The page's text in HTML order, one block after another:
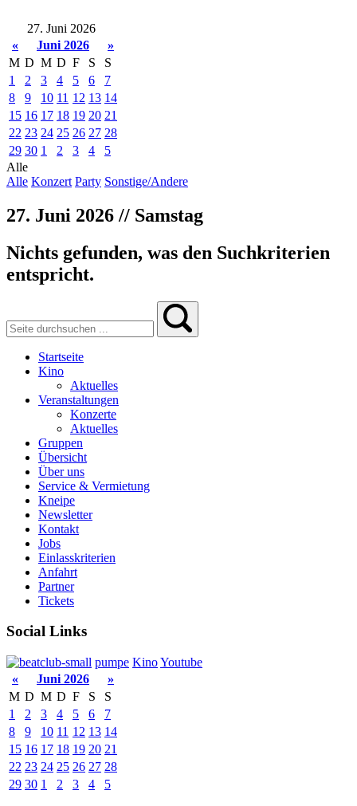
27. Juni 2026
«
Juni 2026
»
M D M D F S
S
1
2 3 4 5 6
7
8
9 10 11 12 13 14
15 16 17 18 19 20 21
22 23 24 25 26 27 28
29 30 1 2 3 4
5
Alle
Alle Konzert Party Sonstige/Andere
27. Juni 2026 // Samstag
Nichts gefunden, was den Suchkriterien
entspricht.
Startseite
Kino
Aktuelles
Veranstaltungen
Konzerte
Aktuelles
Gruppen
Übersicht
Über uns
Service & Vermietung
Kneipe
Newsletter
Kontakt
Jobs
Einlasskriterien
Anfahrt
Partner
Tickets
Social Links
pumpe KinoYoutube
«
Juni 2026
»
M D M D F S
S
1
2 3 4 5 6
7
8
9 10 11 12 13 14
15 16 17 18 19 20 21
22 23 24 25 26 27 28
29 30 1 2 3 4 5